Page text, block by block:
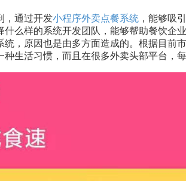
，通过开发小程序外卖点餐系统 ，能够吸
什么样的系统开发团队，能够帮助餐饮企
统，原因也是由多方面造成的。根据目前
生活习惯，而且在很多外卖头部平台，